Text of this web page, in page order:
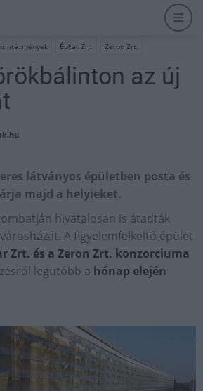
Épkar Zrt. Zeron Zrt.
az új
látványos épületben posta és
majd a helyieket.
hivatalosan is átadták
A figyelemfelkeltő épület
Zrt. és a Zeron Zrt. konzorciuma
legutóbb a hónap elején